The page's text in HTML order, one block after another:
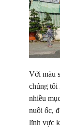
Với màu
chúng tôi
nhiều
nuôi ốc,
lĩnh vực